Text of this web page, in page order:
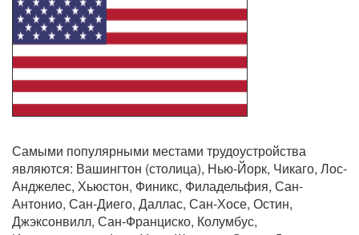
Самыми популярными местами трудоустройства
являются: Вашингтон (столица), Нью-Йорк, Чикаго, Лос-
Анджелес, Хьюстон, Финикс, Филадельфия, Сан-
Антонио, Сан-Диего, Даллас, Сан-Хосе, Остин,
Джэксонвилл, Сан-Франциско, Колумбус,